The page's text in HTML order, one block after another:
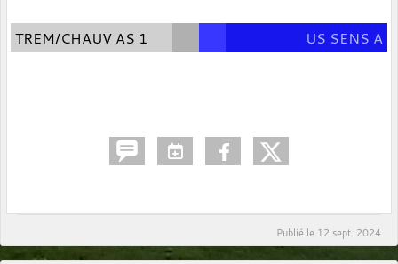
TREM/CHAUV AS 1 US SENS A
Publié le 12 sept. 2024